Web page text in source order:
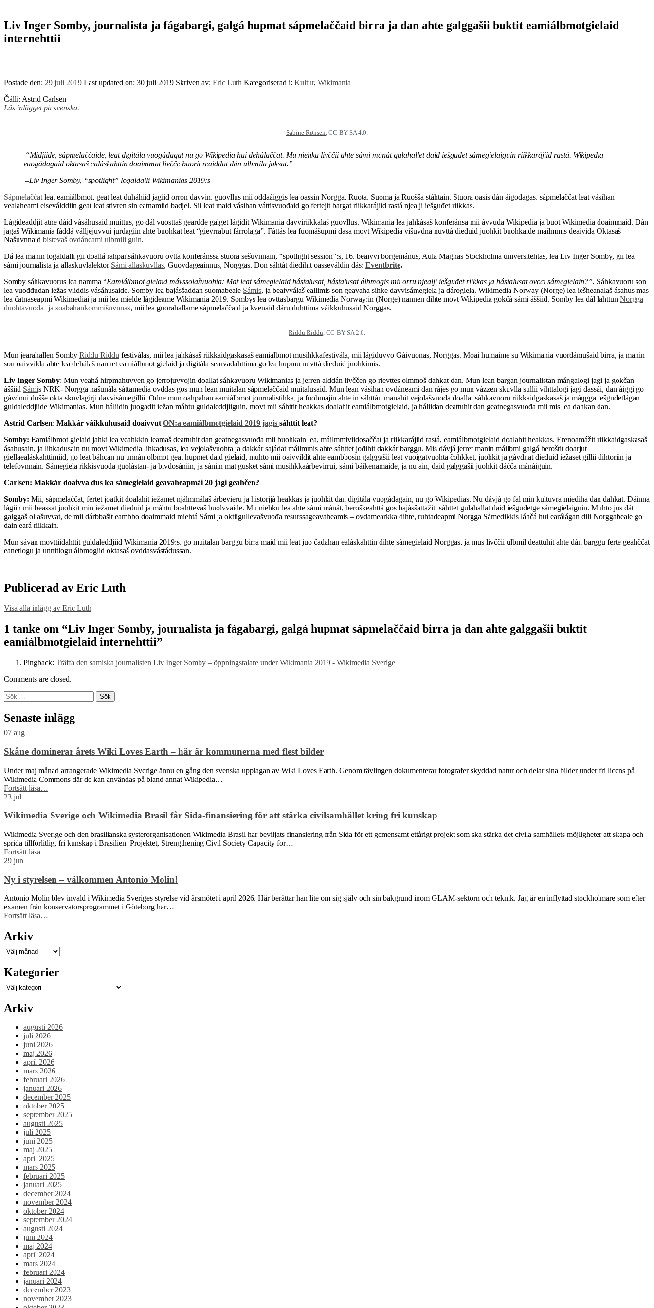
Liv Inger Somby, journalista ja fágabargi, galgá hupmat sápmelaččaid birra ja dan ahte galggašii buktit eamiálbmotgielaid
internehttii
Postade den: 29 juli 2019 Last updated on: 30 juli 2019 Skriven av: Eric Luth Kategoriserad i: Kultur, Wikimania
Čálli: Astrid Carlsen
Läs inlägget på svenska.
Sabine Rønsen , CC-BY-SA 4.0.
“Midjiide, sápmelaččaide, leat digitála vuogádagat nu go Wikipedia hui dehálaččat. Mu niehku livččii ahte sámi mánát gulahallet daid iešguđet sámegielaiguin riikkarájiid rastá. Wikipedia
vuogádagaid oktasaš ealáskahttin doaimmat livčče buorit reaiddut dán ulbmila joksat.”
–Liv Inger Somby, “spotlight” logaldalli Wikimanias 2019:s
Sápmelaččat leat eamiálbmot, geat leat duháhiid jagiid orron davvin, guovllus mii ođđaáiggis lea oassin Norgga, Ruoŧa, Suoma ja Ruošša stáhtain. Stuora oasis dán áigodagas, sápmelaččat leat vásihan
vealaheami eiseválddiin geat leat stivren sin eatnamiid badjel. Sii leat maid vásihan váttisvuođaid go fertejit bargat riikkarájiid rastá njealji iešguđet riikkas.
Lágideaddjit atne dáid vásáhusaid muittus, go dál vuosttaš geardde galget lágidit Wikimania davviriikkalaš guovllus. Wikimania lea jahkásaš konferánsa mii ávvuda Wikipedia ja buot Wikimedia doaimmaid. Dán
jagaš Wikimania fáddá válljejuvvui jurdagiin ahte buohkat leat “gievrrabut fárrolaga”. Fáttás lea fuomášupmi dasa movt Wikipedia višuvdna nuvttá dieđuid juohkit buohkaide máilmmis deaivida Oktasaš
Našuvnnaid bistevaš ovdáneami ulbmiliiguin.
Dá lea manin logaldalli gii doallá rahpansáhkavuoru ovtta konferánssa stuora sešuvnnain, “spotlight session”:s, 16. beaivvi borgemánus, Aula Magnas Stockholma universitehtas, lea Liv Inger Somby, gii lea
sámi journalista ja allaskuvlalektor Sámi allaskuvllas, Guovdageainnus, Norggas. Don sáhtát dieđihit oasseváldin dás: Eventbrite.
Somby sáhkavuorus lea namma “Eamiálbmot gielaid mávssolašvuohta: Mat leat sámegielaid hástalusat, hástalusat álbmogis mii orru njealji iešguđet riikkas ja hástalusat ovcci sámegielain?”. Sáhkavuoru son
lea vuođđudan iežas viiddis vásáhusaide. Somby lea bajásšaddan suomabeale Sámis, ja beaivválaš eallimis son geavaha sihke davvisámegiela ja dárogiela. Wikimedia Norway (Norge) lea iešheanalaš ásahus mas
lea čatnaseapmi Wikimediai ja mii lea mielde lágideame Wikimania 2019. Sombys lea ovttasbargu Wikimedia Norway:in (Norge) nannen dihte movt Wikipedia gokčá sámi áššiid. Somby lea dál lahttun Norgga
duohtavuođa- ja soabahankommišuvnnas, mii lea guorahallame sápmelaččaid ja kvenaid dáruiduhttima váikkuhusaid Norggas.
Riddu Riđđu , CC-BY-SA 2.0.
Mun jearahallen Somby Riddu Riđđu festiválas, mii lea jahkásaš riikkaidgaskasaš eamiálbmot musihkkafestivála, mii lágiduvvo Gáivuonas, Norggas. Moai humaime su Wikimania vuordámušaid birra, ja manin
son oaivvilda ahte lea dehálaš nannet eamiálbmot gielaid ja digitála searvadahttima go lea hupmu nuvttá dieđuid juohkimis.
Liv Inger Somby: Mun veahá hirpmahuvven go jerrojuvvojin doallat sáhkavuoru Wikimanias ja jerren alddán livččen go rievttes olmmoš dahkat dan. Mun lean bargan journalistan máŋgalogi jagi ja gokčan
áššiid Sámis NRK- Norgga našunála sáttamedia ovddas gos mun lean muitalan sápmelaččaid muitalusaid. Mun lean vásihan ovdáneami dan rájes go mun vázzen skuvlla sullii vihttalogi jagi dassái, dan áiggi go
gávdnui dušše okta skuvlagirji davvisámegillii. Odne mun oahpahan eamiálbmot journalistihka, ja fuobmájin ahte in sáhttán manahit vejolašvuođa doallat sáhkavuoru riikkaidgaskasaš ja máŋgga iešguđetlágan
guldaleddjiide Wikimanias. Mun háliidin juogadit iežan máhtu guldaleddjiiguin, movt mii sáhttit heakkas doalahit eamiálbmotgielaid, ja háliidan deattuhit dan geatnegasvuođa mii mis lea dahkan dan.
Astrid Carlsen: Makkár váikkuhusaid doaivvut ON:a eamiálbmotgielaid 2019 jagis sáhttit leat?
Somby: Eamiálbmot gielaid jahki lea veahkkin leamaš deattuhit dan geatnegasvuođa mii buohkain lea, máilmmiviidosaččat ja riikkarájiid rastá, eamiálbmotgielaid doalahit heakkas. Erenoamážit riikkaidgaskasaš
ásahusain, ja lihkadusain nu movt Wikimedia lihkadusas, lea vejolašvuohta ja dakkár sajádat máilmmis ahte sáhttet jođihit dakkár barggu. Mis dávjá jerret manin máilbmi galgá beroštit doarjut
giellaealáskahttimiid, go leat báhcán nu unnán olbmot geat hupmet daid gielaid, muhto mii oaivvildit ahte eambbosin galggašii leat vuoigatvuohta čohkket, juohkit ja gávdnat dieđuid iežaset gillii dihtoriin ja
telefovnnain. Sámegiela rikkisvuođa guolástan- ja bivdosániin, ja sániin mat gusket sámi musihkkaárbevirrui, sámi báikenamaide, ja nu ain, daid galggašii juohkit dáčča mánáiguin.
Carlsen: Makkár doaivva dus lea sámegielaid geavaheapmái 20 jagi geahčen?
Somby: Mii, sápmelaččat, fertet joatkit doalahit iežamet njálmmálaš árbevieru ja historjjá heakkas ja juohkit dan digitála vuogádagain, nu go Wikipedias. Nu dávjá go fal min kultuvra mieđiha dan dahkat. Dáinna
lágiin mii beassat juohkit min iežamet dieđuid ja máhtu boahttevaš buolvvaide. Mu niehku lea ahte sámi mánát, beroškeahttá gos bajásšattažit, sáhttet gulahallat daid iešguđetge sámegielaiguin. Muhto jus dát
galggaš ollašuvvat, de mii dárbbašit eambbo doaimmaid miehtá Sámi ja oktiigullevašvuođa resurssageavaheamis – ovdamearkka dihte, ruhtadeapmi Norgga Sámedikkis láhčá hui earálágan dili Norggabeale go
dain eará riikkain.
Mun sávan movttiidahttit guldaleddjiid Wikimania 2019:s, go muitalan barggu birra maid mii leat juo čađahan ealáskahttin dihte sámegielaid Norggas, ja mus livččii ulbmil deattuhit ahte dán barggu ferte geahččat
eanetlogu ja unnitlogu álbmogiid oktasaš ovddasvástádussan.
Publicerad av Eric Luth
Visa alla inlägg av Eric Luth
back
to
main
1 tanke om “Liv Inger Somby, journalista ja fágabargi, galgá hupmat sápmelaččaid birra ja dan ahte galggašii buktit
eamiálbmotgielaid internehttii”
Pingback: Träffa den samiska journalisten Liv Inger Somby – öppningstalare under Wikimania 2019 - Wikimedia Sverige
Comments are closed.
Sök
efter:
Senaste inlägg
07 aug
Skåne dominerar årets Wiki Loves Earth – här är kommunerna med flest bilder
Under maj månad arrangerade Wikimedia Sverige ännu en gång den svenska upplagan av Wiki Loves Earth. Genom tävlingen dokumenterar fotografer skyddad natur och delar sina bilder under fri licens på
Wikimedia Commons där de kan användas på bland annat Wikipedia…
Fortsätt läsa
Wiki
Earth
–
är
med
flest
…
23 jul
Wikimedia Sverige och Wikimedia Brasil får Sida-finansiering för att stärka civilsamhället kring fri kunskap
Wikimedia Sverige och den brasilianska systerorganisationen Wikimedia Brasil har beviljats finansiering från Sida för ett gemensamt ettårigt projekt som ska stärka det civila samhällets möjligheter att skapa och
sprida tillförlitlig, fri kunskap i Brasilien. Projektet, Strengthening Civil Society Capacity for…
Fortsätt läsa
Wikimedia
Brasil
får
Sida-
för
civilsamhället
kring
kunskap”
…
29 jun
Ny i styrelsen – välkommen Antonio Molin!
Antonio Molin blev invald i Wikimedia Sveriges styrelse vid årsmötet i april 2026. Här berättar han lite om sig själv och sin bakgrund inom GLAM-sektorn och teknik. Jag är en inflyttad stockholmare som efter
examen från konservatorsprogrammet i Göteborg har…
Fortsätt läsa“Ny
välkommen
Antonio
Molin!”
…
Arkiv
Arkiv
Kategorier
Kategorier
Arkiv
augusti 2026
juli 2026
juni 2026
maj 2026
april 2026
mars 2026
februari 2026
januari 2026
december 2025
oktober 2025
september 2025
augusti 2025
juli 2025
juni 2025
maj 2025
april 2025
mars 2025
februari 2025
januari 2025
december 2024
november 2024
oktober 2024
september 2024
augusti 2024
juni 2024
maj 2024
april 2024
mars 2024
februari 2024
januari 2024
december 2023
november 2023